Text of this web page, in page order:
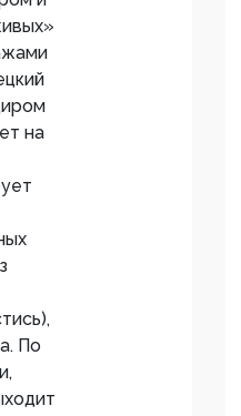
на
По